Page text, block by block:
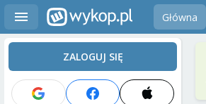
Główna
ZALOGUJ SIĘ